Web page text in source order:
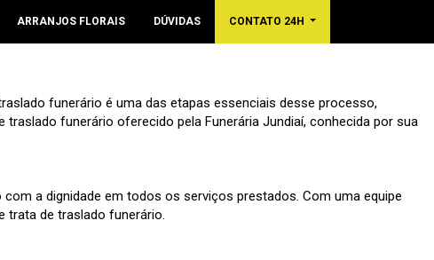
ARRANJOS FLORAIS DÚVIDAS CONTATO 24H
funerário é uma das etapas essenciais desse processo,
funerário oferecido pela Funerária Jundiaí, conhecida por sua
a dignidade em todos os serviços prestados. Com uma equipe
trata de traslado funerário.